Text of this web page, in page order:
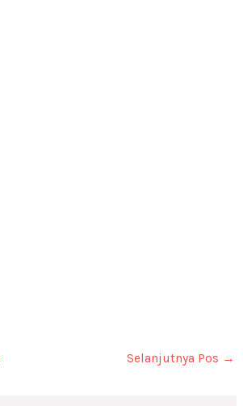
Selanjutnya Pos →